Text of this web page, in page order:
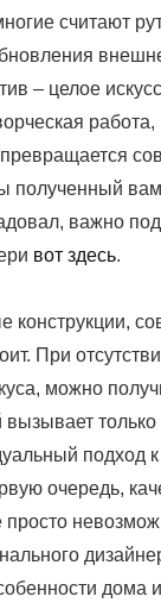
считают
– целое
работа,
полученный
важно
вот здесь.
При
можно
вызывает
подход к
очередь,
просто
дома